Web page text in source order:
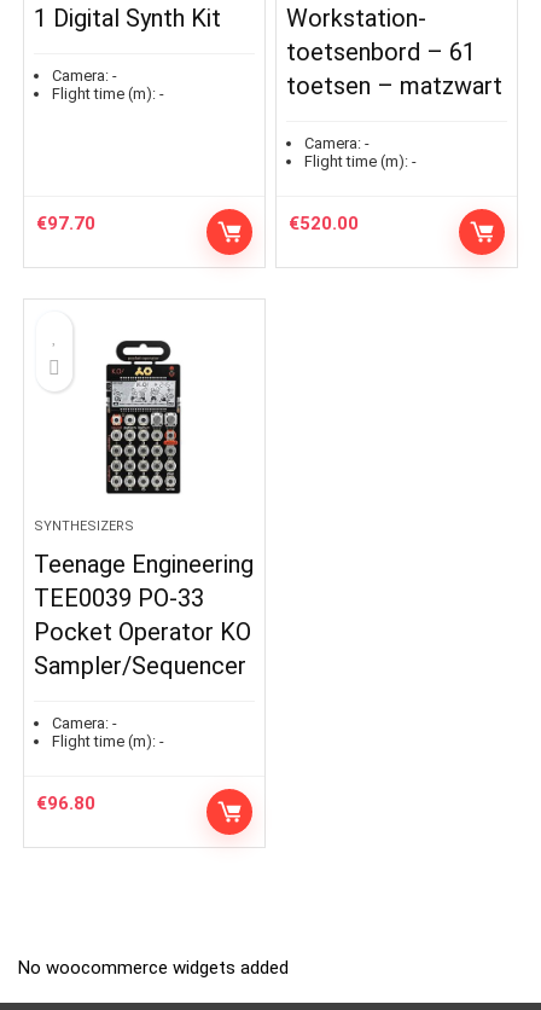
1 Digital Synth Kit
Camera: -
Flight time (m): -
€97.70
Workstation-
toetsenbord – 61
toetsen – matzwart
Camera: -
Flight time (m): -
€520.00
SYNTHESIZERS
Teenage Engineering
TEE0039 PO-33
Pocket Operator KO
Sampler/Sequencer
Camera: -
Flight time (m): -
€96.80
No woocommerce widgets added